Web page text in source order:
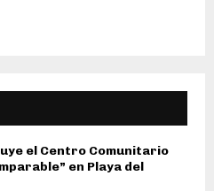
el Centro Comunitario
en Playa del